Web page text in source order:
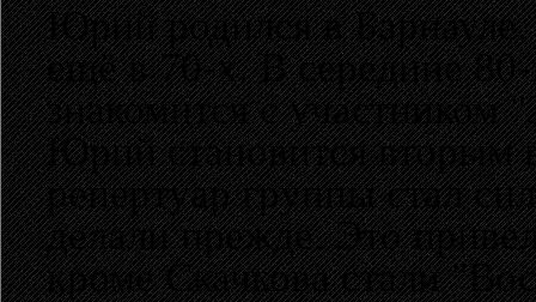
Юрий родился в Барнауле.
ещё в 70-х. В середине
знакомится с
Юрий становится вторым
репертуар группы стал
делали прежде. Это
кроме Скачкова стали